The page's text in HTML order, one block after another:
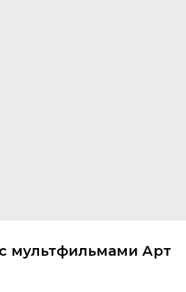
мультфильмами Арт